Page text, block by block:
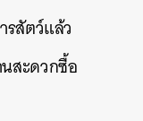
รสัตว์แล้ว
สะดวกซื้อ